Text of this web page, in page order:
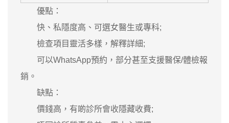
優點：
快、私隱度高、可選女醫生或專科;
檢查項目靈活多樣，解釋詳細;
可以WhatsApp預約，部分甚至支援醫保/體檢報
銷。
缺點：
價錢高，有啲診所會收隱藏收費;